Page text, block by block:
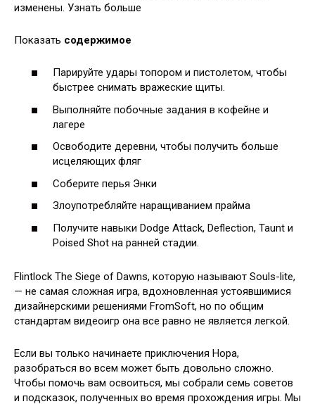
изменены. Узнать больше
Показать содержимое
Парируйте удары топором и пистолетом, чтобы
быстрее снимать вражеские щиты.
Выполняйте побочные задания в кофейне и
лагере
Освободите деревни, чтобы получить больше
исцеляющих фляг
Соберите перья Энки
Злоупотребляйте наращиванием прайма
Получите навыки Dodge Attack, Deflection, Taunt и
Poised Shot на ранней стадии.
Flintlock The Siege of Dawns, которую называют Souls-lite,
— не самая сложная игра, вдохновленная устоявшимися
дизайнерскими решениями FromSoft, но по общим
стандартам видеоигр она все равно не является легкой.
Если вы только начинаете приключения Нора,
разобраться во всем может быть довольно сложно.
Чтобы помочь вам освоиться, мы собрали семь советов
и подсказок, полученных во время прохождения игры. Мы